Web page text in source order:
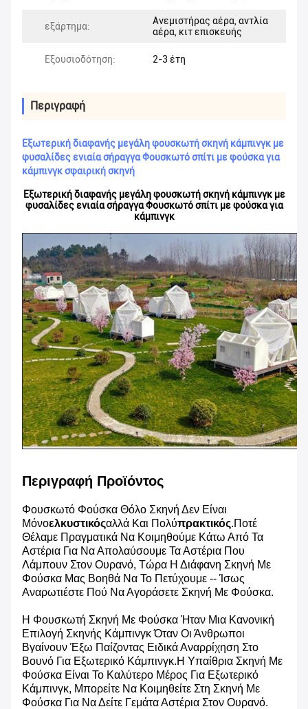
εξάρτημα:
Ανεμιστήρας αέρα, αντλία
αέρα, κιτ επισκευής
Εξουσιοδότηση: 2-3 έτη
Περιγραφή
Εξωτερική διαφανής μεγάλη φουσκωτή σκηνή κάμπινγκ με
φυσαλίδες ενιαία σήραγγα Φουσκωτό σπίτι με φούσκα για
κάμπινγκ σφαιρική σκηνή
Εξωτερική διαφανής μεγάλη φουσκωτή σκηνή κάμπινγκ με
φυσαλίδες ενιαία σήραγγα Φουσκωτό σπίτι με φούσκα για
κάμπινγκ
Περιγραφή Προϊόντος
Φουσκωτό Φούσκα Θόλο Σκηνή Δεν Είναι
ΜόνοΕλκυστικόςΑλλά Και ΠολύΠρακτικός.Ποτέ
Θέλαμε Πραγματικά Να Κοιμηθούμε Κάτω Από Τα
Αστέρια Για Να Απολαύσουμε Τα Αστέρια Που
Λάμπουν Στον Ουρανό, Τώρα Η Διάφανη Σκηνή Με
Φούσκα Μας Βοηθά Να Το Πετύχουμε -- Ίσως
Αναρωτιέστε Πού Να Αγοράσετε Σκηνή Με Φούσκα.
Η Φουσκωτή Σκηνή Με Φούσκα Ήταν Μια Κανονική
Επιλογή Σκηνής Κάμπινγκ Όταν Οι Άνθρωποι
Βγαίνουν Έξω Παίζοντας Ειδικά Αναρρίχηση Στο
Βουνό Για Εξωτερικό Κάμπινγκ.Η Υπαίθρια Σκηνή Με
Φούσκα Είναι Το Καλύτερο Μέρος Για Εξωτερικό
Κάμπινγκ, Μπορείτε Να Κοιμηθείτε Στη Σκηνή Με
Φούσκα Για Να Δείτε Γεμάτα Αστέρια Στον Ουρανό.